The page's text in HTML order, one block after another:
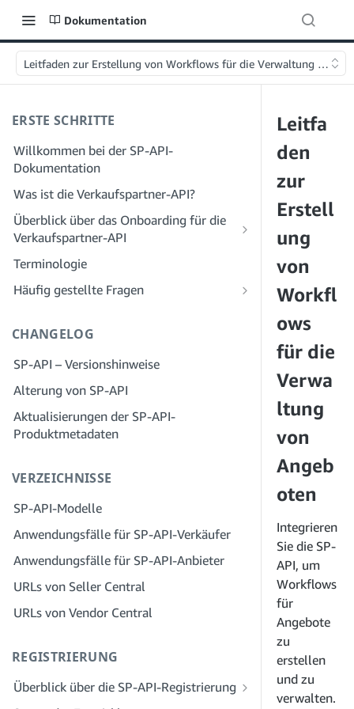
Dokumentation
Leitfaden zur Erstellung von Workflows für die Verwaltung von
ERSTE SCHRITTE
Willkommen bei der SP-API-
Dokumentation
Was ist die Verkaufspartner-API?
Überblick über das Onboarding für die
Verkaufspartner-API
Onboarding als Entwickler
Registrierung vor
Solution Provider Portal
Schritt 3: Erstellen Sie ein
Entwicklerprofil
Schritt 4: Registrieren Sie eine
Sandbox-Anwendung
Autorisierungsworkflow ein
Schritt 7: Registrieren Sie Ihre
Produktionsanwendung
Schritt 8: Rufen Sie die SP-API in der
Schritt 10: Bieten Sie Ihre Anwendung
Onboarding als Dienstleister
von Dienstanbietern kennen
Schritt 2: Erstellen Sie ein Konto im
Solution Provider Portal für Ihr
Unternehmen
Schritt 3: Verifizieren Sie Ihre Identität
in Seller Central
Schritt 6: Laden Sie Mitarbeiter zu
Ihrem Konto ein
Schritt 7: Stellen Sie eine Verbindung
Terminologie
Häufig gestellte Fragen
Allgemeines
Lösungsanbieterportal
CHANGELOG
SP-API – Versionshinweise
Alterung von SP-API
Aktualisierungen der SP-API-
Produktmetadaten
VERZEICHNISSE
SP-API-Modelle
Anwendungsfälle für SP-API-Verkäufer
Anwendungsfälle für SP-API-Anbieter
URLs von Seller Central
URLs von Vendor Central
REGISTRIERUNG
Überblick über die SP-API-Registrierung
Leitfa
den
zur
Erstell
ung
von
Workfl
ows
für die
Verwa
ltung
von
Angeb
oten
Integrieren
Sie die SP-
API, um
Workflows
für
Angebote
zu
erstellen
und zu
verwalten.